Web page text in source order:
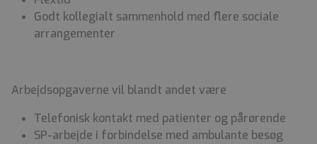
Godt kollegialt sammenhold med flere sociale
arrangementer
Arbejdsopgaverne vil blandt andet være
Telefonisk kontakt med patienter og pårørende
SP-arbejde i forbindelse med ambulante besøg